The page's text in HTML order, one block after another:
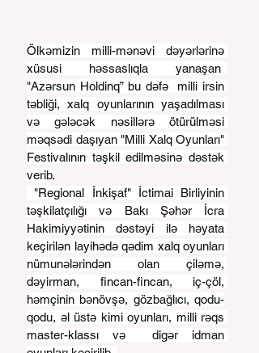
Ölkəmizin milli-mənəvi dəyərlərinə
xüsusi həssaslıqla yanaşan
"Azərsun Holdinq” bu dəfə  milli irsin
təbliği, xalq oyunlarının yaşadılması
və gələcək nəsillərə ötürülməsi
məqsədi daşıyan "Milli Xalq Oyunları"
Festivalının təşkil edilməsinə dəstək
verib.
"Regional İnkişaf" İctimai Birliyinin
təşkilatçılığı və Bakı Şəhər İcra
Hakimiyyətinin dəstəyi ilə həyata
keçirilən layihədə qədim xalq oyunları
nümunələrindən olan çiləmə,
dəyirman, fincan-fincan, iç-çöl,
həmçinin bənövşə, gözbağlıcı, qodu-
qodu, əl üstə kimi oyunları, milli rəqs
master-klassı və  digər idman